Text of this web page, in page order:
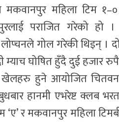
मकवानपुर महिला टिम
पराजित गरेको हो
गोल गरेकी थिइन् ।
घोषित हुँदै दुई हजार
खेलहरु हुने आयोजित
हानमी एभरेष्ट क्लब
र मकवानपुर महिला